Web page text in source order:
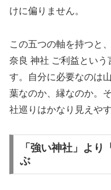
けに偏りません。
この五つの軸を持つと
奈良 神社 ご利益という
す。自分に必要なのは
葉なのか、縁なのか。
社巡りはかなり見えや
「強い神社」よ
ぶ